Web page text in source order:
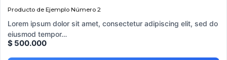
Producto de Ejemplo Número 2
Lorem ipsum dolor sit amet, consectetur adipiscing elit, sed do
eiusmod tempor…
$ 500.000